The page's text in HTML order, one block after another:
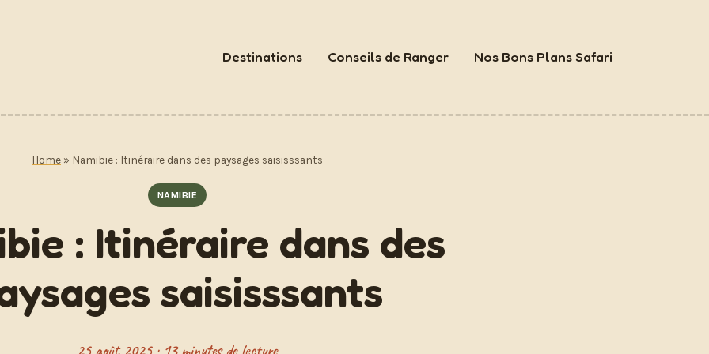
Destinations Conseils de Ranger Nos Bons Plans Safari
Home » Namibie : Itinéraire dans des paysages saisisssants
NAMIBIE
: Itinéraire dans des
saisisssants